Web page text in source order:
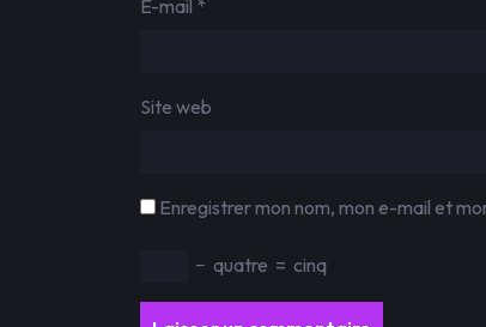
E-mail *
Site web
Enregistrer mon nom, mon e-mail et
− quatre = cinq